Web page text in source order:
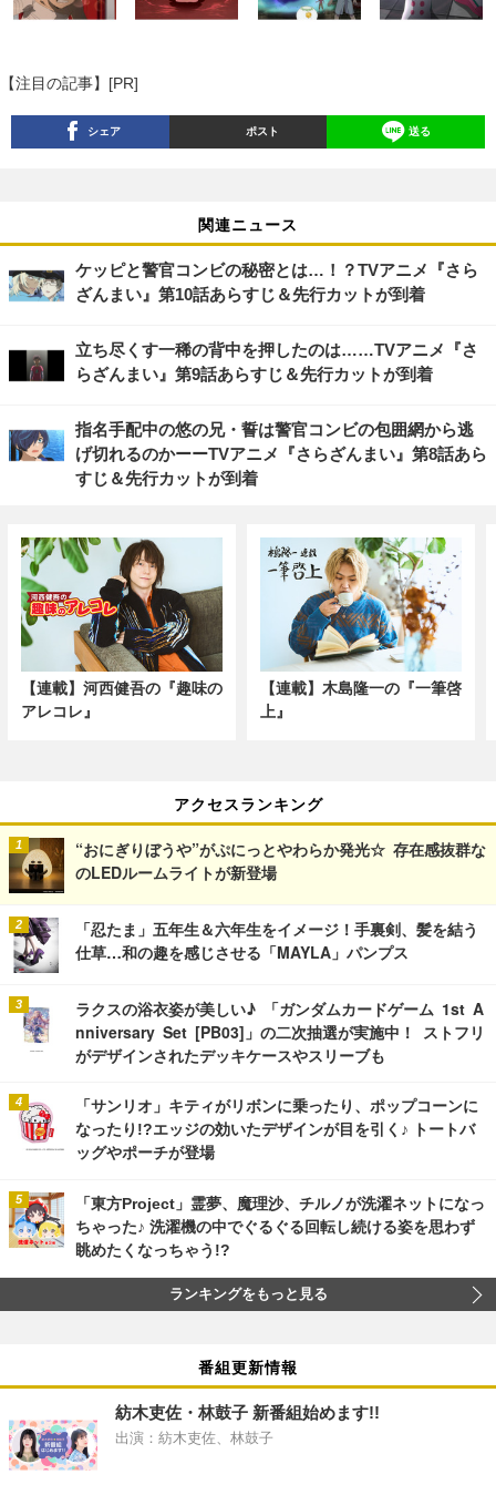
【注目の記事】[PR]
シェア ポスト 送る
関連ニュース
ケッピと警官コンビの秘密とは…！？TVアニメ『さら
ざんまい』第10話あらすじ＆先行カットが到着
立ち尽くす一稀の背中を押したのは……TVアニメ『さ
らざんまい』第9話あらすじ＆先行カットが到着
指名手配中の悠の兄・誓は警官コンビの包囲網から逃
げ切れるのかーーTVアニメ『さらざんまい』第8話あら
すじ＆先行カットが到着
【連載】河西健吾の『趣味の
アレコレ』
【連載】木島隆一の『一筆啓
上』
アクセスランキング
“おにぎりぼうや”がぷにっとやわらか発光☆ 存在感抜群な
のLEDルームライトが新登場
「忍たま」五年生＆六年生をイメージ！手裏剣、髪を結う
仕草…和の趣を感じさせる「MAYLA」パンプス
ラクスの浴衣姿が美しい♪ 「ガンダムカードゲーム 1st A
nniversary Set [PB03]」の二次抽選が実施中！ ストフリ
がデザインされたデッキケースやスリーブも
「サンリオ」キティがリボンに乗ったり、ポップコーンに
なったり!?エッジの効いたデザインが目を引く♪ トートバ
ッグやポーチが登場
「東方Project」霊夢、魔理沙、チルノが洗濯ネットになっ
ちゃった♪ 洗濯機の中でぐるぐる回転し続ける姿を思わず
眺めたくなっちゃう!?
ランキングをもっと見る
番組更新情報
紡木吏佐・林鼓子 新番組始めます!!
出演：紡木吏佐、林鼓子